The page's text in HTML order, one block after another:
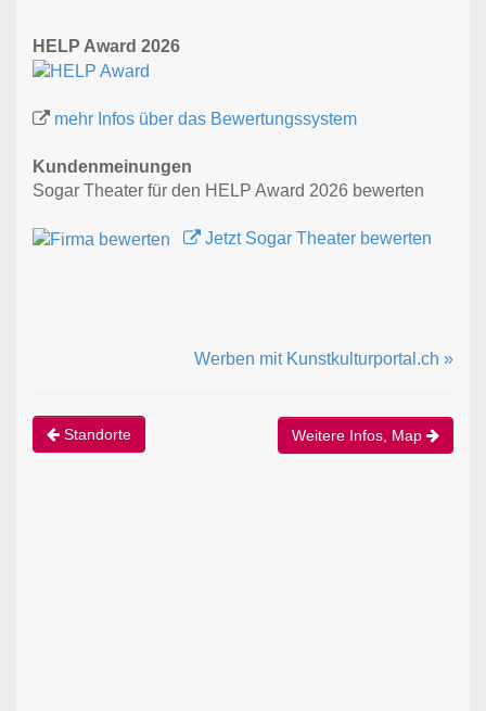
HELP Award 2026
mehr Infos über das Bewertungssystem
Kundenmeinungen
Sogar Theater für den HELP Award 2026 bewerten
Jetzt Sogar Theater bewerten
Werben mit Kunstkulturportal.ch »
Standorte Weitere Infos, Map